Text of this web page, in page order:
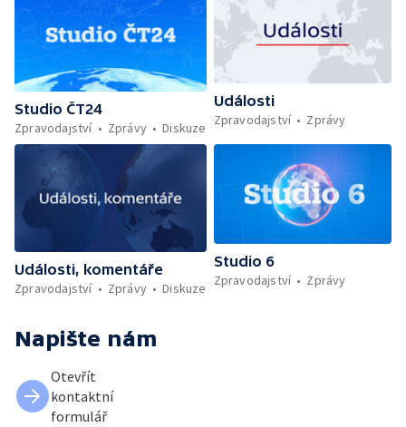
Studio ČT24
Zpravodajství
Zprávy Diskuze
Události
Zpravodajství
Zprávy
Události, komentáře
Zpravodajství
Zprávy Diskuze
Studio 6
Zpravodajství
Zprávy
Napište nám
Otevřít
kontaktní
formulář